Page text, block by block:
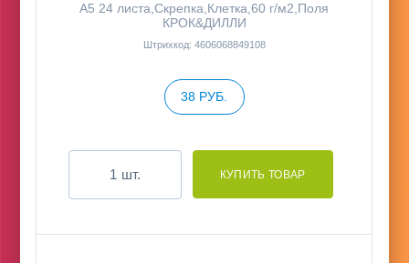
А5 24 листа,Скрепка,Клетка,60 г/м2,Поля
КРОК&ДИЛЛИ
Штрихкод: 4606068849108
38 РУБ.
шт.